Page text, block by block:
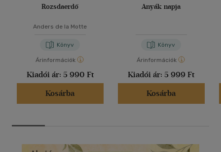
Rozsdaerdő
Anders de la Motte
Könyv
Árinformációk
Kiadói ár: 5 990 Ft
Kosárba
Anyák napja
Könyv
Árinformációk
Kiadói ár: 5 999 Ft
Kosárba